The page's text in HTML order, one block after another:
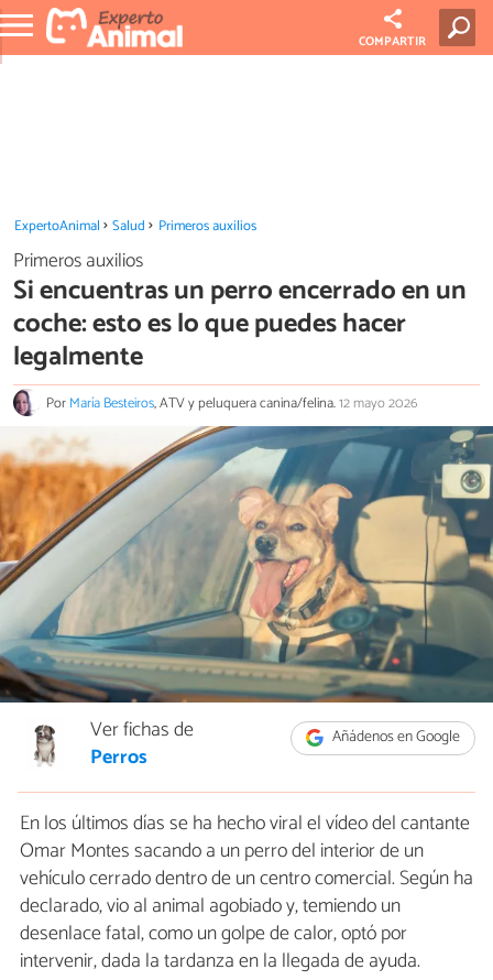
COMPARTIR
ExpertoAnimal Salud Primeros auxilios
Primeros auxilios
Si encuentras un perro encerrado en un
coche: esto es lo que puedes hacer
legalmente
PorMaría Besteiros, ATV y peluquera canina/felina.12 mayo 2026
Añádenos en Google
Ver fichas de
Perros
En los últimos días se ha hecho viral el vídeo del cantante
Omar Montes sacando a un perro del interior de un
vehículo cerrado dentro de un centro comercial. Según ha
declarado, vio al animal agobiado y, temiendo un
desenlace fatal, como un golpe de calor, optó por
intervenir, dada la tardanza en la llegada de ayuda.